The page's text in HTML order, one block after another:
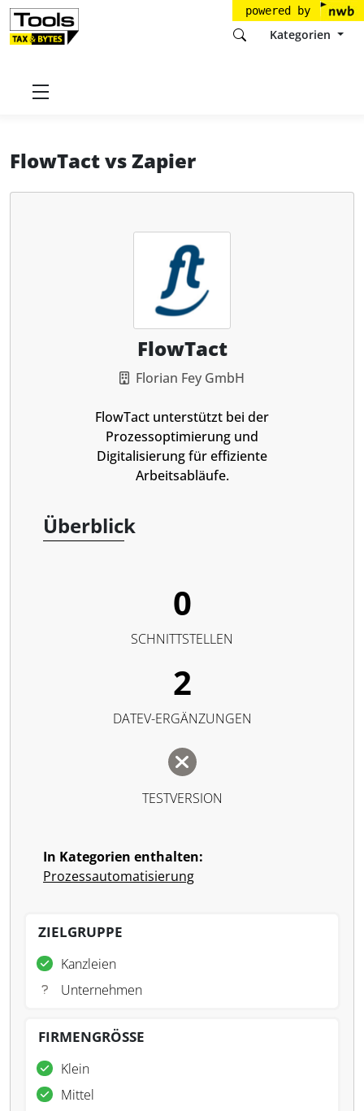
powered by
Kategorien
Startseite
FlowTactvsZapier
FlowTact
Florian Fey GmbH
FlowTact unterstützt bei der
Prozessoptimierung und
Digitalisierung für effiziente
Arbeitsabläufe.
Überblick
0
SCHNITTSTELLEN
2
DATEV-ERGÄNZUNGEN
TESTVERSION
In Kategorien enthalten:
Prozessautomatisierung
ZIELGRUPPE
Kanzleien
Unternehmen
FIRMENGRÖSSE
Klein
Mittel